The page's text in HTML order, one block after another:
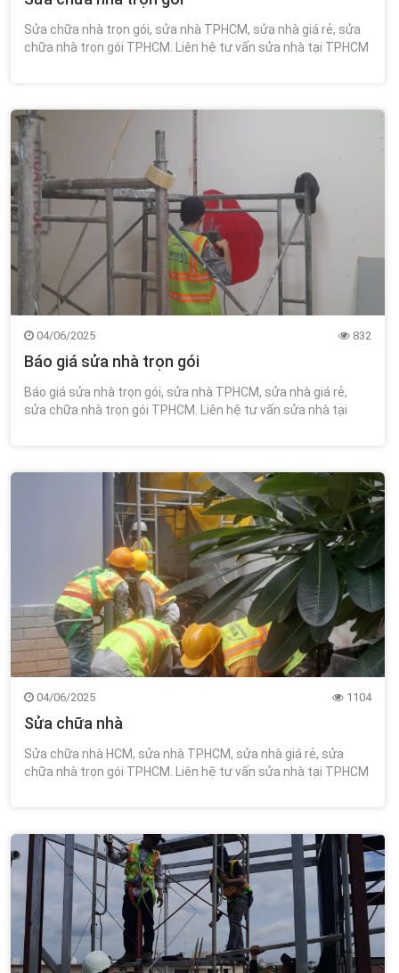
Sửa chữa nhà trọn gói, sửa nhà TPHCM, sửa nhà giá rẻ, sửa
chữa nhà trọn gói TPHCM. Liên hệ tư vấn sửa nhà tại TPHCM
04/06/2025 832
Báo giá sửa nhà trọn gói
Báo giá sửa nhà trọn gói, sửa nhà TPHCM, sửa nhà giá rẻ,
sửa chữa nhà trọn gói TPHCM. Liên hệ tư vấn sửa nhà tại
04/06/2025 1104
Sửa chữa nhà
Sửa chữa nhà HCM, sửa nhà TPHCM, sửa nhà giá rẻ, sửa
chữa nhà trọn gói TPHCM. Liên hệ tư vấn sửa nhà tại TPHCM